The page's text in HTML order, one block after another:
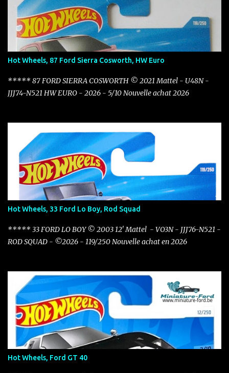
Hot Wheels, 87 Ford Sierra Cosworth, HW Euro
***** 87 FORD SIERRA COSWORTH © 2021 Mattel - U48N -
JJJ74-N521 HW EURO - 2026 - 5/10 Nouvelle achat 2026
Hot Wheels, 33 Ford Lo Boy, Rod Squad
***** 33 FORD LO BOY © 2003 12' Mattel - VO3N - JJJ76-N521 -
ROD SQUAD - ©2026 - 119/250 Nouvelle achat en 2026
Hot Wheels, Ford GT 40